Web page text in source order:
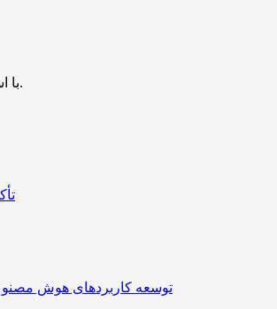
با استفاده از روش‌های زیر می‌توانید این صفحه را با دوستان خود به اشتراک بگذارید.
توسعه کاربردهای هوش